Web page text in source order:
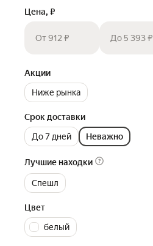
Цена, ₽
От 912 ₽ До 5 393 ₽
Акции
Ниже рынка
Срок доставки
До 7 дней
Неважно
Лучшие находки
Спешл
Цвет
белый